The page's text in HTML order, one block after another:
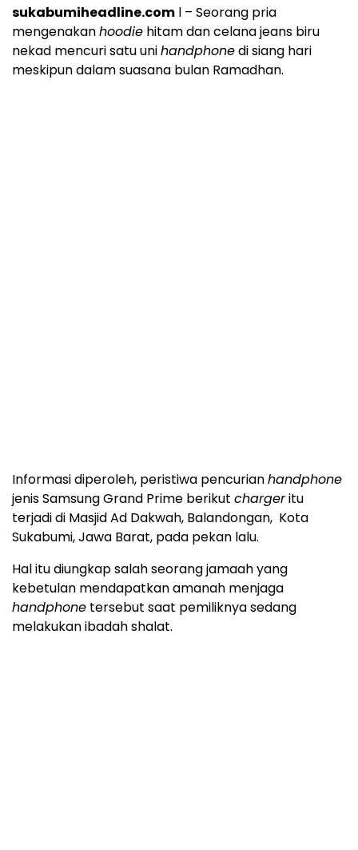
sukabumiheadline.com l – Seorang pria
mengenakanhoodie hitam dan celana jeans biru
nekad mencuri satu unihandphonedi siang hari
meskipun dalam suasana bulan Ramadhan.
Informasi diperoleh, peristiwa pencurianhandphone
jenis Samsung Grand Prime berikut chargeritu
terjadi di Masjid Ad Dakwah, Balandongan, Kota
Sukabumi, Jawa Barat, pada pekan lalu.
Hal itu diungkap salah seorang jamaah yang
kebetulan mendapatkan amanah menjaga
handphone tersebut saat pemiliknya sedang
melakukan ibadah shalat.